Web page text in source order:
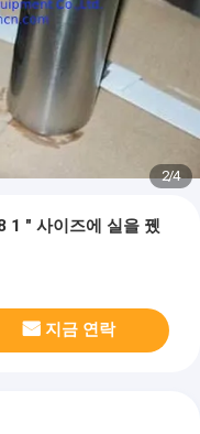
2/4
1 " 사이즈에 실을 뀄
지금 연락